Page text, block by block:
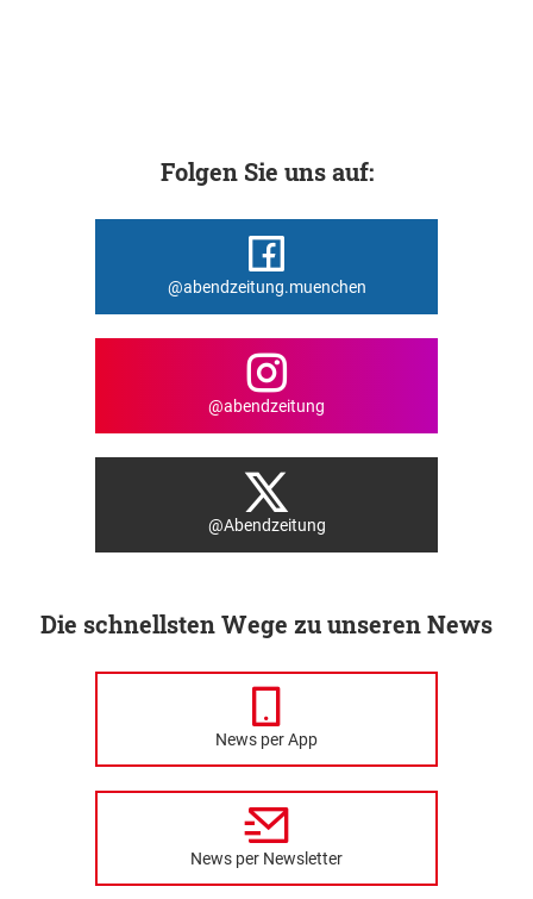
Folgen Sie uns auf:
@abendzeitung.muenchen
@abendzeitung
@Abendzeitung
Die schnellsten Wege zu unseren News
News per App
News per Newsletter